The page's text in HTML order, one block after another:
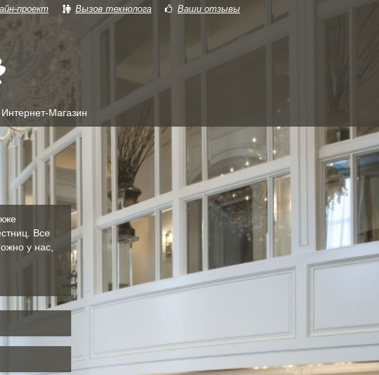
проект Вызов технолога Ваши отзывы
Интернет-Магазин
Все
у нас,